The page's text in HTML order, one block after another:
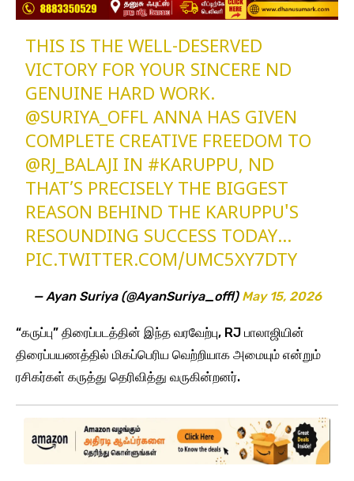
THIS IS THE WELL-DESERVED
VICTORY FOR YOUR SINCERE ND
GENUINE HARD WORK.
@SURIYA_OFFL ANNA HAS GIVEN
COMPLETE CREATIVE FREEDOM TO
@RJ_BALAJI IN #KARUPPU, ND
THAT’S PRECISELY THE BIGGEST
REASON BEHIND THE KARUPPU'S
RESOUNDING SUCCESS TODAY…
PIC.TWITTER.COM/UMC5XY7DTY
— Ayan Suriya (@AyanSuriya_offl) May 15, 2026
“கருப்பு” திரைப்படத்தின் இந்த வரவேற்பு, RJ பாலாஜியின்
திரைப்பயணத்தில் மிகப்பெரிய வெற்றியாக அமையும் என்றும்
ரசிகர்கள் கருத்து தெரிவித்து வருகின்றனர்.